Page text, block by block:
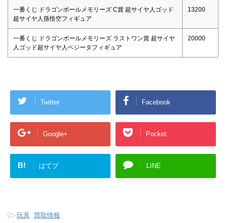
一番くじ ドラゴンボールメモリーズ C賞 超サイヤ人ゴッド
超サイヤ人孫悟空フィギュア
13200
一番くじ ドラゴンボールメモリーズ ラストワン賞 超サイヤ
人ゴッド超サイヤ人ベジータフィギュア
20000
Twitter Facebook
Google+ Pocket
B! はてブ LINE
-玩具 買取情報